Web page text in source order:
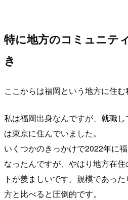
特に地方のコミュニテ
き
ここからは福岡という地方に住む
私は福岡出身なんですが、就職
は東京に住んでいました。
いくつかのきっかけで2022年に
なったんですが、やはり地方在
トが羨ましいです。規模であっ
方と比べると圧倒的です。